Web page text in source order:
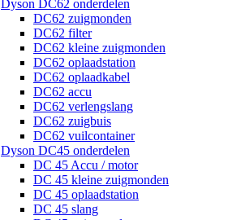
Dyson DC62 onderdelen
DC62 zuigmonden
DC62 filter
DC62 kleine zuigmonden
DC62 oplaadstation
DC62 oplaadkabel
DC62 accu
DC62 verlengslang
DC62 zuigbuis
DC62 vuilcontainer
Dyson DC45 onderdelen
DC 45 Accu / motor
DC 45 kleine zuigmonden
DC 45 oplaadstation
DC 45 slang